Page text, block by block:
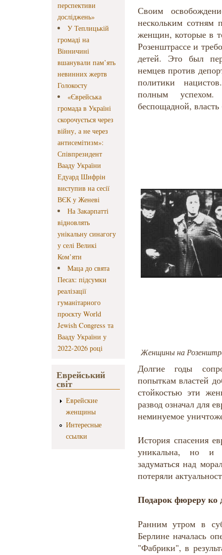
перспективи
досліджень»
У Теплицькій
громаді на
Вінничині
вшанували пам’ять
невинних жертв
Голокосту
«Єврейська
громада в Україні
скорочується через
війну, а не через
антисемітизм»:
Співпрезидент
Вааду України
Едуард Шифрін
виступив на сесії
ВЄК у Женеві
На Закарпатті
відновлять
унікальну синагогу
у селі Великі
Ком’яти
Маца до свята
Песах: підсумки
реалізації
гуманітарного
проєкту World
Jewish Congress та
Вааду України у
2022-2026 році
Еврейський
світ
Еврейские
женщины
Интересные
ссылки
Своим
нескольким сотням
женщин, которые в
Розенштрассе и
детей. Это был
немцев против
политики
полным
беспощадной,
Женщины на
Долгие годы
попыткам властей
стойкостью эти
развод означал для
неминуемое
История спасения
уникальна, но и
задуматься над
потеряли
Подарок фюреру ко
Ранним утром в
Берлине началась
"Фабрики", в